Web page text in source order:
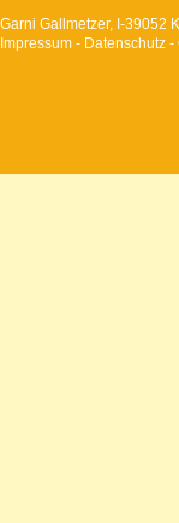
Garni Gallmetzer, I-39052
Impressum - Datenschutz -